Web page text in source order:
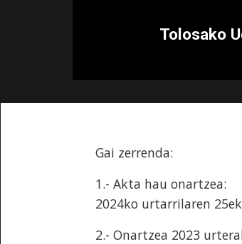
Tolosako
Gai zerrenda:
1.- Akta hau onartzea:
2024ko urtarrilaren
2.- Onartzea 2023